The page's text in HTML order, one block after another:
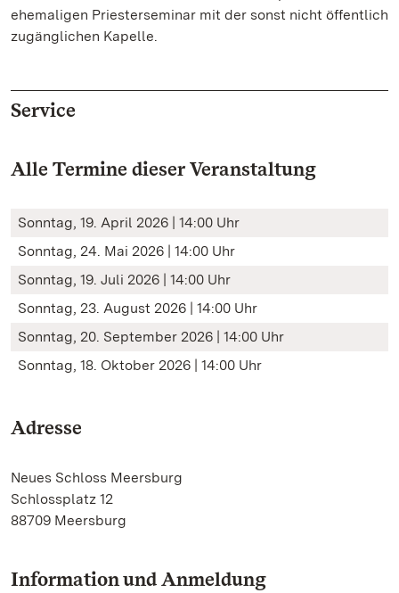
ehemaligen Priesterseminar mit der sonst nicht öffentlich
zugänglichen Kapelle.
Service
Alle Termine dieser Veranstaltung
Sonntag, 19. April 2026 | 14:00 Uhr
Sonntag, 24. Mai 2026 | 14:00 Uhr
Sonntag, 19. Juli 2026 | 14:00 Uhr
Sonntag, 23. August 2026 | 14:00 Uhr
Sonntag, 20. September 2026 | 14:00 Uhr
Sonntag, 18. Oktober 2026 | 14:00 Uhr
Adresse
Neues Schloss Meersburg
Schlossplatz 12
88709 Meersburg
Information und Anmeldung